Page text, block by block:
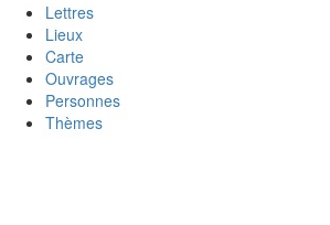
Lettres
Lieux
Carte
Ouvrages
Personnes
Thèmes